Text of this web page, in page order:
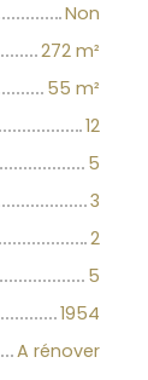
Non
272 m²
55 m²
12
5
3
2
5
1954
A rénover